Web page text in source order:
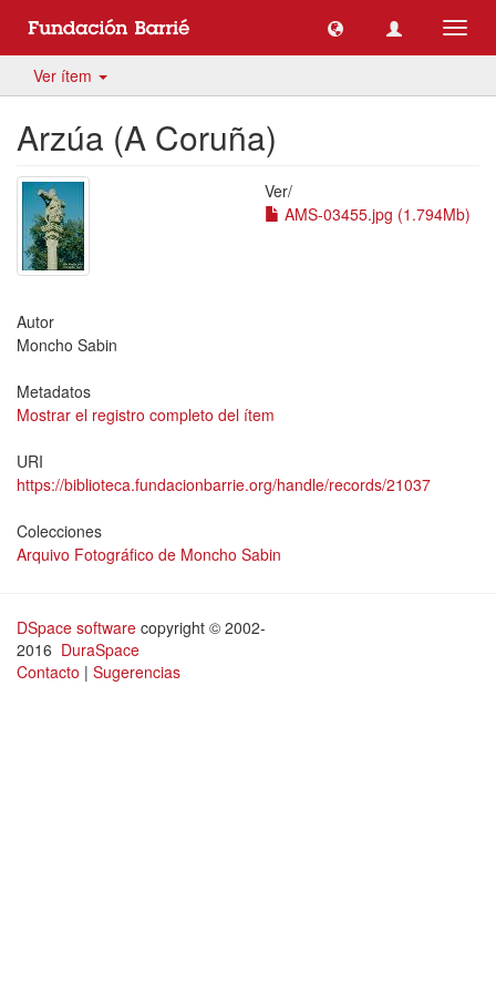
Ver ítem
Arzúa (A Coruña)
Ver/
AMS-03455.jpg (1.794Mb)
Autor
Moncho Sabin
Metadatos
Mostrar el registro completo del ítem
URI
https://biblioteca.fundacionbarrie.org/handle/records/21037
Colecciones
Arquivo Fotográfico de Moncho Sabin
DSpace software copyright © 2002-
2016 DuraSpace
Contacto | Sugerencias